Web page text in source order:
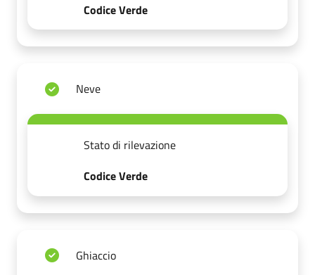
Codice Verde
Neve
Stato di rilevazione
Codice Verde
Ghiaccio